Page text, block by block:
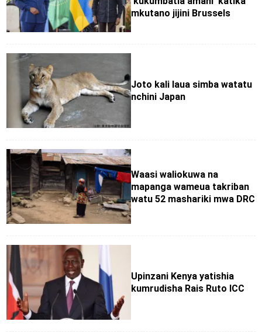
mkutano jijini Brussels
Joto kali laua simba watatu
nchini Japan
Waasi waliokuwa na
mapanga wameua takriban
watu 52 mashariki mwa DRC
Upinzani Kenya yatishia
kumrudisha Rais Ruto ICC